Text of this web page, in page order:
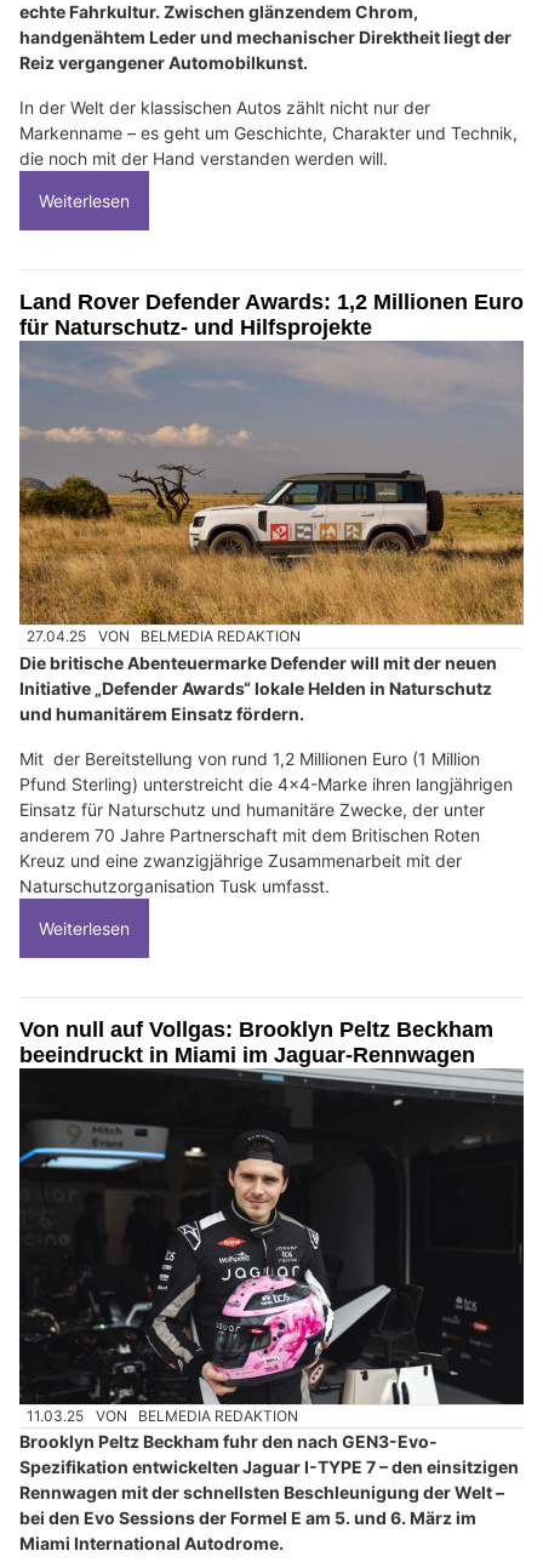
echte Fahrkultur. Zwischen glänzendem Chrom,
handgenähtem Leder und mechanischer Direktheit liegt der
Reiz vergangener Automobilkunst.
In der Welt der klassischen Autos zählt nicht nur der
Markenname – es geht um Geschichte, Charakter und Technik,
die noch mit der Hand verstanden werden will.
Weiterlesen
Land Rover Defender Awards: 1,2 Millionen Euro
für Naturschutz- und Hilfsprojekte
27.04.25 VON BELMEDIA REDAKTION
Die britische Abenteuermarke Defender will mit der neuen
Initiative „Defender Awards“ lokale Helden in Naturschutz
und humanitärem Einsatz fördern.
Mit der Bereitstellung von rund 1,2 Millionen Euro (1 Million
Pfund Sterling) unterstreicht die 4x4-Marke ihren langjährigen
Einsatz für Naturschutz und humanitäre Zwecke, der unter
anderem 70 Jahre Partnerschaft mit dem Britischen Roten
Kreuz und eine zwanzigjährige Zusammenarbeit mit der
Naturschutzorganisation Tusk umfasst.
Weiterlesen
Von null auf Vollgas: Brooklyn Peltz Beckham
beeindruckt in Miami im Jaguar-Rennwagen
11.03.25 VON BELMEDIA REDAKTION
Brooklyn Peltz Beckham fuhr den nach GEN3-Evo-
Spezifikation entwickelten Jaguar I-TYPE 7 – den einsitzigen
Rennwagen mit der schnellsten Beschleunigung der Welt –
bei den Evo Sessions der Formel E am 5. und 6. März im
Miami International Autodrome.